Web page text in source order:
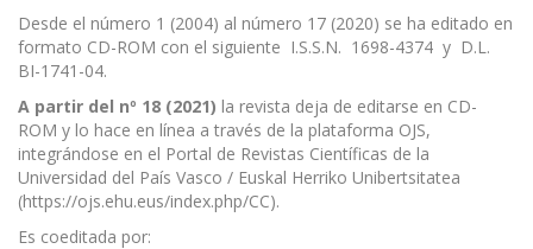
Desde el número 1 (2004) al número 17 (2020) se ha editado en
formato CD-ROM con el siguiente I.S.S.N. 1698-4374 y D.L.
BI-1741-04.
A partir del nº 18 (2021) la revista deja de editarse en CD-
ROM y lo hace en línea a través de la plataforma OJS,
integrándose en el Portal de Revistas Científicas de la
Universidad del País Vasco / Euskal Herriko Unibertsitatea
(https://ojs.ehu.eus/index.php/CC).
Es coeditada por: